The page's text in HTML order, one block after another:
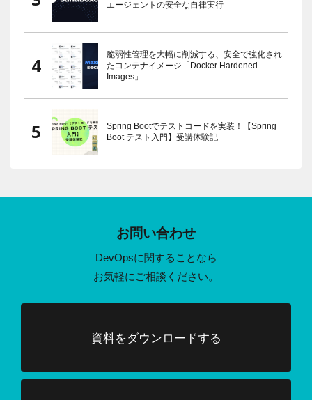
エージェントの安全な自律実行
脆弱性管理を大幅に削減する、安全で強化され
たコンテナイメージ「Docker Hardened
Images」
Spring Bootでテストコードを実装！【Spring
Boot テスト入門】受講体験記
お問い合わせ
DevOpsに関することなら
お気軽にご相談ください。
資料をダウンロードする